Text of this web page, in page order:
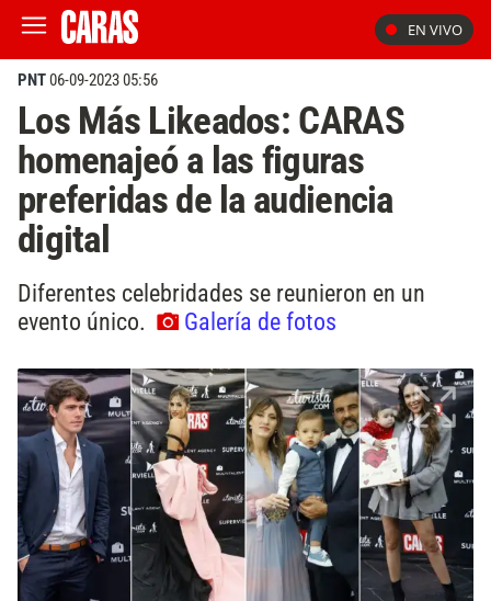
EN VIVO
PNT06-09-2023 05:56
Los Más Likeados: CARAS
homenajeó a las figuras
preferidas de la audiencia
digital
Diferentes celebridades se reunieron en un
evento único.
Galería de fotos